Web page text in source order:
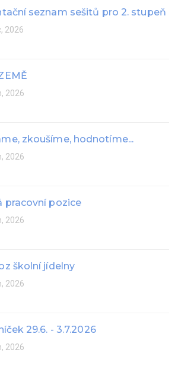
seznam sešitů pro 2. stupeň
2026
2026
zkoušíme, hodnotíme...
2026
pracovní pozice
2026
školní jídelny
2026
29.6. - 3.7.2026
2026